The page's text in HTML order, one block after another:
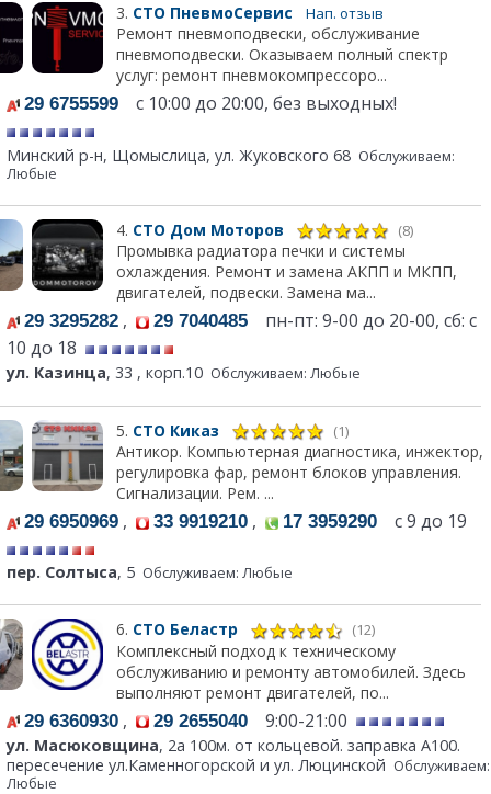
3. СТО ПневмоСервис Нап. отзыв
Ремонт пневмоподвески, обслуживание
пневмоподвески. Оказываем полный спектр
услуг: ремонт пневмокомпрессоро...
29 6755599 с 10:00 до 20:00, без выходных!
Минский р-н, Щомыслица, ул. Жуковского 68 Обслуживаем:
Любые
4. СТО Дом Моторов (8)
Промывка радиатора печки и системы
охлаждения. Ремонт и замена АКПП и МКПП,
двигателей, подвески. Замена ма...
29 3295282 , 29 7040485 пн-пт: 9-00 до 20-00, сб: с
10 до 18
ул. Казинца, 33 , корп.10 Обслуживаем: Любые
5. СТО Киказ (1)
Антикор. Компьютерная диагностика, инжектор,
регулировка фар, ремонт блоков управления.
Сигнализации. Рем. ...
29 6950969 , 33 9919210 , 17 3959290 с 9 до 19
пер. Солтыса, 5 Обслуживаем: Любые
6. СТО Беластр (12)
Комплексный подход к техническому
обслуживанию и ремонту автомобилей. Здесь
выполняют ремонт двигателей, по...
29 6360930 , 29 2655040 9:00-21:00
ул. Масюковщина, 2а 100м. от кольцевой. заправка А100.
пересечение ул.Каменногорской и ул. Люцинской Обслуживаем:
Любые